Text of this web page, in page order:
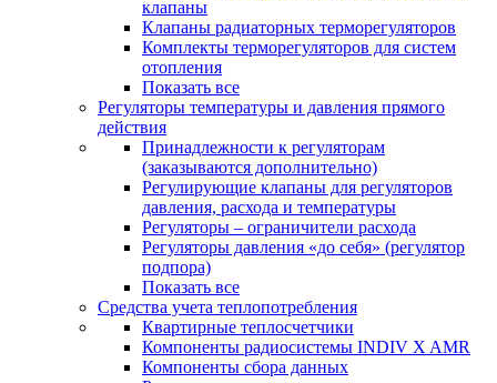
клапаны
Клапаны радиаторных терморегуляторов
Комплекты терморегуляторов для систем
отопления
Показать все
Регуляторы температуры и давления прямого
действия
Принадлежности к регуляторам
(заказываются дополнительно)
Регулирующие клапаны для регуляторов
давления, расхода и температуры
Регуляторы – ограничители расхода
Регуляторы давления «до себя» (регулятор
подпора)
Показать все
Средства учета теплопотребления
Квартирные теплосчетчики
Компоненты радиосистемы INDIV X AMR
Компоненты сбора данных